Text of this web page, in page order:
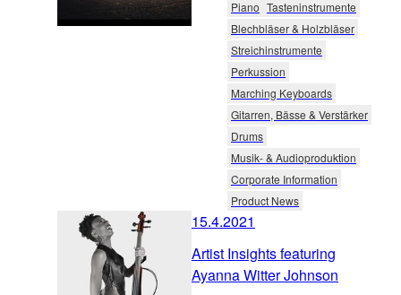
Piano Tasteninstrumente
Blechbläser & Holzbläser
Streichinstrumente
Perkussion
Marching Keyboards
Gitarren, Bässe & Verstärker
Drums
Musik- & Audioproduktion
Corporate Information
Product News
15.4.2021
Artist Insights featuring
Ayanna Witter Johnson